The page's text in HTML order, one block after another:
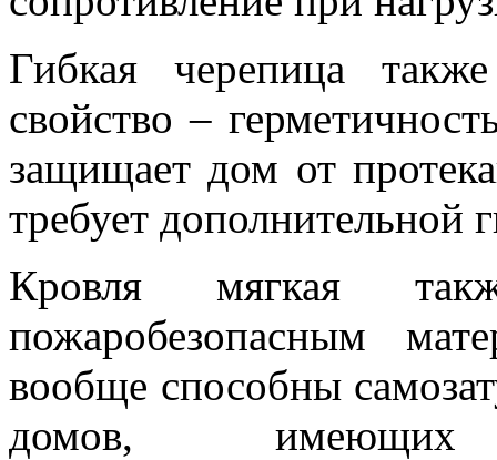
Гибкая черепица
свойство –
защищает дом от
требует дополнительной
Кровля мягкая
пожаробезопасным
вообще способны
домов, имеющих